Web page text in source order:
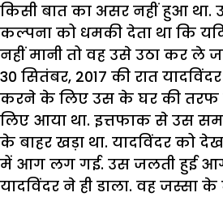
किसी बात का असर नहीं हुआ था.
कल्पना को धमकी देता था कि
नहीं मानी तो वह उसे उठा कर ले
30 सितंबर, 2017 की रात
करने के लिए उस के घर की
लिए आया था. इत्तफाक से उस
के बाहर खड़ा था. यादविंदर को
में आग लग गई. उस जलती हुई
यादविंदर ने ही डाला. वह जस्सा